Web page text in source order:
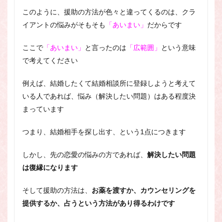
このように、援助の方法が色々と違ってくるのは、クラ
イアントの悩みがそもそも
「あいまい」 だからです
ここで 「あいまい」 と言ったのは 「広範囲」
という意味
で考えてください
例えば、結婚したくて結婚相談所に登録しようと考えて
いる人であれば、悩み（解決したい問題）はある程度決
まっています
つまり、結婚相手を探し出す、という1点につきます
しかし、先の恋愛の悩みの方であれば、 解決したい問題
は復縁になります
そして援助の方法は、 お薬を渡すか、カウンセリングを
提供するか、占うという方法があり得るわけです